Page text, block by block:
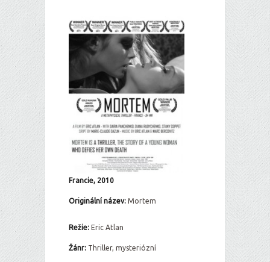
Francie, 2010
Originální název: Mortem
Režie: Eric Atlan
Žánr: Thriller, mysteriózní